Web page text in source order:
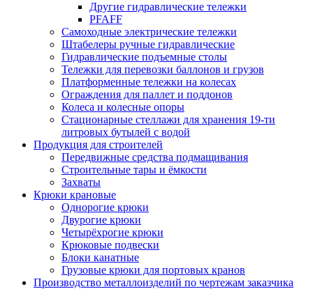
Другие гидравлические тележки
PFAFF
Самоходные электрические тележки
Штабелеры ручные гидравлические
Гидравлические подъемные столы
Тележки для перевозки баллонов и грузов
Платформенные тележки на колесах
Ограждения для паллет и поддонов
Колеса и колесные опоры
Стационарные стеллажи для хранения 19-ти
литровых бутылей с водой
Продукция для строителей
Передвижные средства подмащивания
Строительные тары и ёмкости
Захваты
Крюки крановые
Однорогие крюки
Двурогие крюки
Четырёхрогие крюки
Крюковые подвески
Блоки канатные
Грузовые крюки для портовых кранов
Производство металлоизделий по чертежам заказчика